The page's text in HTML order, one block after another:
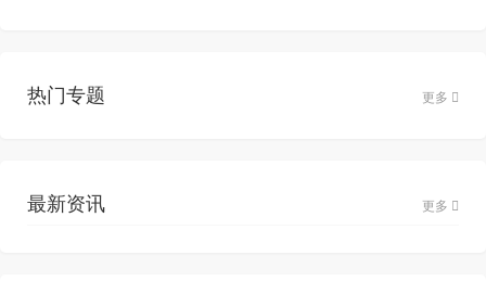
热门专题 更多
最新资讯 更多